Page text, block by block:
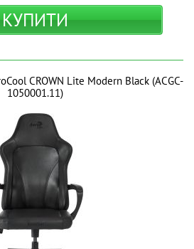
КУПИТИ
CROWN Lite Modern Black (ACGC-
1050001.11)